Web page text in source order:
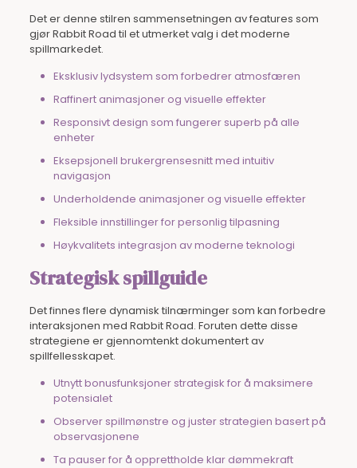
Det er denne stilren sammensetningen av features som
gjør Rabbit Road til et utmerket valg i det moderne
spillmarkedet.
Eksklusiv lydsystem som forbedrer atmosfæren
Raffinert animasjoner og visuelle effekter
Responsivt design som fungerer superb på alle
enheter
Eksepsjonell brukergrensesnitt med intuitiv
navigasjon
Underholdende animasjoner og visuelle effekter
Fleksible innstillinger for personlig tilpasning
Høykvalitets integrasjon av moderne teknologi
Strategisk spillguide
Det finnes flere dynamisk tilnærminger som kan forbedre
interaksjonen med Rabbit Road. Foruten dette disse
strategiene er gjennomtenkt dokumentert av
spillfellesskapet.
Utnytt bonusfunksjoner strategisk for å maksimere
potensialet
Observer spillmønstre og juster strategien basert på
observasjonene
Ta pauser for å opprettholde klar dømmekraft